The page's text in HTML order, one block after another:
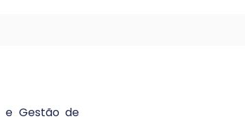
e Gestão de